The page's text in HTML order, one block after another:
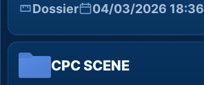
Dossier 04/03/2026 18:36
CPC SCENE